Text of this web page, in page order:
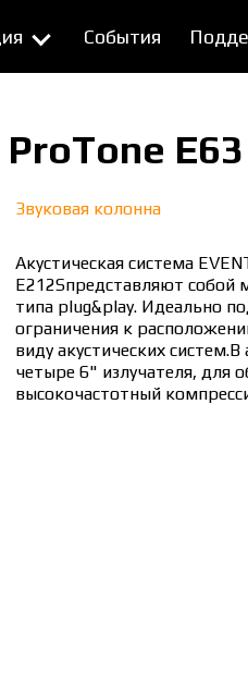
События
ProTone
Звуковая колонна
Акустическая система
E212Sпредставляют собой
типа plug&play. Идеально
ограничения к
виду акустических
четыре 6" излучателя, для
высокочастотный